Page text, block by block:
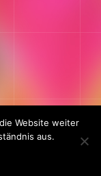
Website weiter
aus.